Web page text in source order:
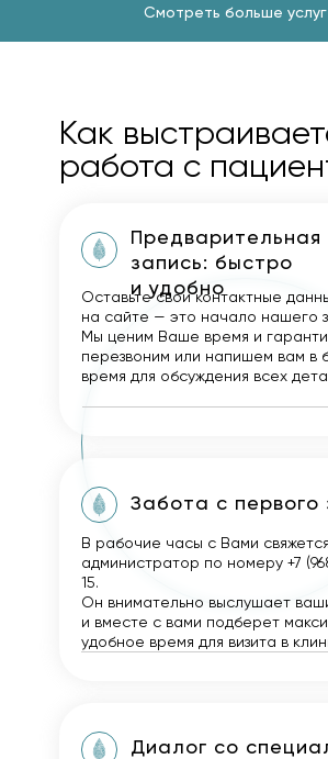
Смотреть больше услуг
Как
работа с
Предварительная
запись: быстро
и удобно
Оставьте свои контактные
на сайте — это начало нашего
Мы ценим Ваше время и
перезвоним или напишем вам в
время для обсуждения всех
Забота с первого
В рабочие часы с Вами
администратор по номеру +7
15.
Он внимательно выслушает
и вместе с вами подберет
удобное время для визита в
Диалог со